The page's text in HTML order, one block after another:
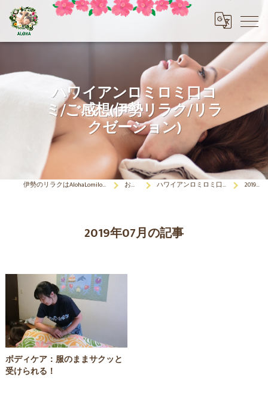
ハワイアンロミロミ口コ
ミ/ご感想(伊勢リラク/リラ
クゼーション)
伊勢のリラクはAlohaLomilomi HOKULELEcoco(アロハロミロミ ホクレレココ)☆彡 お客さまの声 ハワイアンロミロミ口コミ/ご感想(伊勢リラク/リラクゼーション) 2019年07月の記事
2019年07月の記事
ボディケア：服のままサクッと
受けられる！